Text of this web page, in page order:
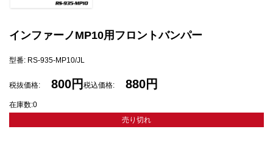
インファーノMP10用フロントバンパー
型番: RS-935-MP10/JL
税抜価格: 800円 税込価格: 880円
在庫数:0
売り切れ